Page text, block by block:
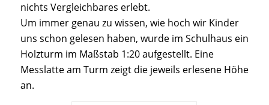
nichts Vergleichbares erlebt.
Um immer genau zu wissen, wie hoch wir Kinder
uns schon gelesen haben, wurde im Schulhaus ein
Holzturm im Maßstab 1:20 aufgestellt. Eine
Messlatte am Turm zeigt die jeweils erlesene Höhe
an.